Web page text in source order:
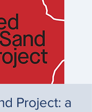
Project: a